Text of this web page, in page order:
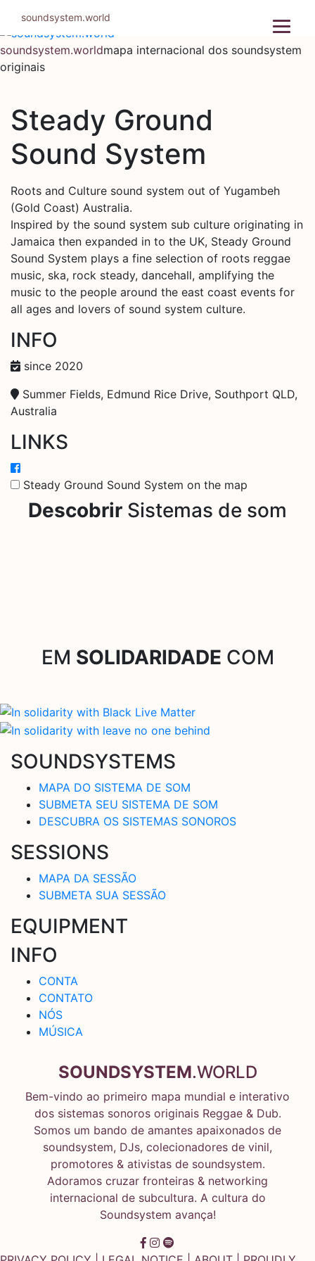
para
conteúdo
soundsystem.worldmapa internacional dos soundsystem
originais
Steady Ground
Sound System
Roots and Culture sound system out of Yugambeh
(Gold Coast) Australia.
Inspired by the sound system sub culture originating in
Jamaica then expanded in to the UK, Steady Ground
Sound System plays a fine selection of roots reggae
music, ska, rock steady, dancehall, amplifying the
music to the people around the east coast events for
all ages and lovers of sound system culture.
INFO
since 2020
Summer Fields, Edmund Rice Drive, Southport QLD,
Australia
LINKS
Steady Ground Sound System on the map
Descobrir Sistemas de som
EM SOLIDARIDADE COM
SOUNDSYSTEMS
MAPA DO SISTEMA DE SOM
SUBMETA SEU SISTEMA DE SOM
DESCUBRA OS SISTEMAS SONOROS
SESSIONS
MAPA DA SESSÃO
SUBMETA SUA SESSÃO
EQUIPMENT
INFO
CONTA
CONTATO
NÓS
MÚSICA
SOUNDSYSTEM.WORLD
Bem-vindo ao primeiro mapa mundial e interativo
dos sistemas sonoros originais Reggae & Dub.
Somos um bando de amantes apaixonados de
soundsystem, DJs, colecionadores de vinil,
promotores & ativistas de soundsystem.
Adoramos cruzar fronteiras & networking
internacional de subcultura. A cultura do
Soundsystem avança!
soundsystem.world